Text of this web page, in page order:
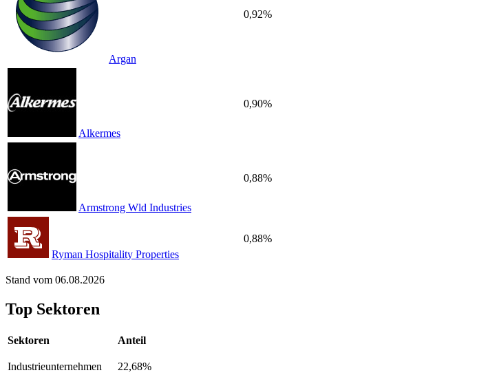
Argan
0,92%
Alkermes
0,90%
Armstrong Wld Industries
0,88%
Ryman Hospitality Properties
0,88%
Stand vom 06.08.2026
Top Sektoren
Sektoren Anteil
Industrieunternehmen 22,68%